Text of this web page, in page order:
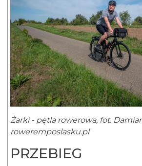
Żarki - pętla rowerowa, fot.
roweremposlasku.pl
PRZEBIEG